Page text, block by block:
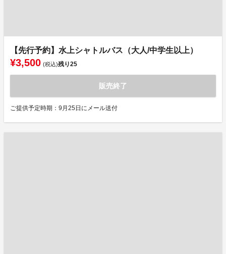
【先行予約】水上シャトルバス（大人/中学生以上）
¥3,500 (税込)残り25
販売終了
ご提供予定時期：9月25日にメール送付